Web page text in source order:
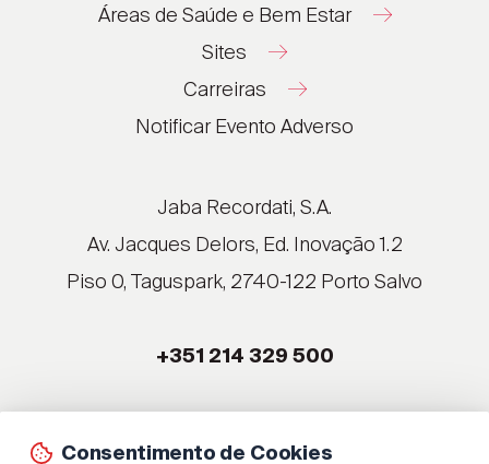
Áreas de Saúde e Bem Estar
Sites
®
®
®
®
Carreiras
Notificar Evento Adverso
Jaba Recordati, S.A.
Av. Jacques Delors, Ed. Inovação 1.2
Piso 0, Taguspark, 2740-122 Porto Salvo
+351 214 329 500
Consentimento de Cookies